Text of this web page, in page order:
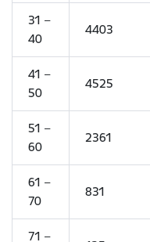
31 –
40
4403
41 –
50
4525
51 –
60
2361
61 –
70
831
71 –